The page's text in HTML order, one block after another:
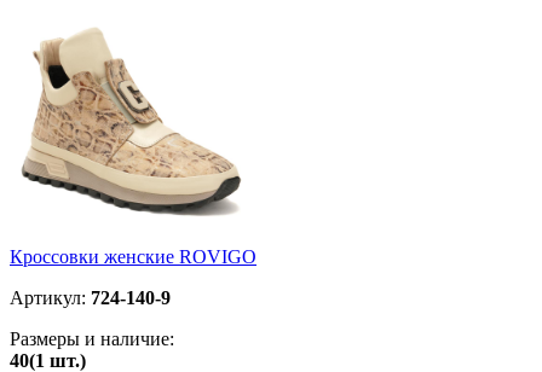
Кроссовки женские ROVIGO
Артикул: 724-140-9
Размеры и наличие:
40(1 шт.)